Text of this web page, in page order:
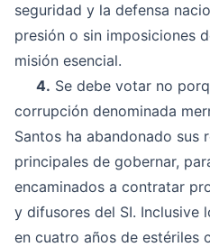
seguridad y la defensa
presión o sin imposiciones
misión esencial.
4. Se debe votar no
corrupción denominada
Santos ha abandonado sus
principales de gobernar,
encaminados a contratar
y difusores del SI. Inclusive
en cuatro años de estériles